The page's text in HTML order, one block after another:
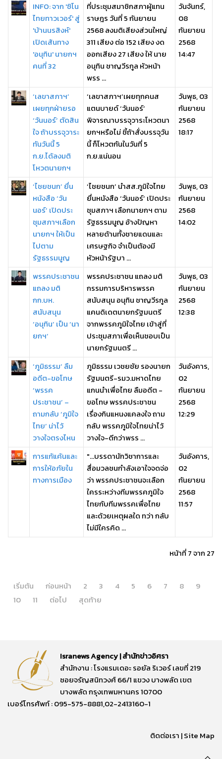
INFO: จาก 'ซิโน
ไทยทาวเวอร์' สู่
'บ้านนรสิงห์'
เปิดเส้นทาง
'อนุทิน' นายกฯ
คนที่ 32
ที่ประชุมสมาชิกสภาผู้แทน
ราษฎร วันที่ 5 กันยายน
2568 ลงมติเสียงส่วนใหญ่
311 เสียง ต่อ 152 เสียง งด
ออกเสียง 27 เสียง ให้ นาย
อนุทิน ชาญวีรกูล หัวหน้า
พรร ...
วันจันทร์,
08
กันยายน
2568
14:47
‘เลขาสภาฯ’
เผยทุกฝ่ายรอ
‘วันนอร์’ ตัดสิน
ใจ ถ้าบรรจุวาระ
ทันวันนี้ 5
ก.ย.ได้ลงมติ
โหวตนายกฯ
‘เลขาสภาฯ’เผยทุกคนส
แตนบายด์ ‘วันนอร์’
พิจารณาบรรจุวาระโหวตนา
ยกฯหรือไม่ ชี้ถ้าสั่งบรรจุวัน
นี้ ก็โหวตกันในวันที่ 5
ก.ย.แน่นอน
วันพุธ, 03
กันยายน
2568
18:17
‘ไชยชนก’ ยื่น
หนังสือ ‘วัน
นอร์’ เปิดประ
ชุมสภาฯเลือก
นายกฯ ให้เป็น
ไปตาม
รัฐธรรมนูญ
‘ไชยชนก’ นำสส.ภูมิใจไทย
ยื่นหนังสือ ‘วันนอร์’ เปิดประ
ชุมสภาฯ เลือกนายกฯ ตาม
รัฐธรรมนูญ อ้างปัญหา
หลายด้านทั้งชายแดนและ
เศรษฐกิจ จำเป็นต้องมี
หัวหน้ารัฐบา ...
วันพุธ, 03
กันยายน
2568
14:02
พรรคประชาชน
แถลง มติ
กก.บห.
สนับสนุน
‘อนุทิน’ เป็น ‘นา
ยกฯ’
พรรคประชาชน แถลง มติ
กรรมการบริหารพรรค
สนับสนุน อนุทิน ชาญวีรกูล
แคนดิเดตนายกรัฐมนตรี
จากพรรคภูมิใจไทย เข้าสู่ที่
ประชุมสภาเพื่อเห็นชอบเป็น
นายกรัฐมนตรี ...
วันพุธ, 03
กันยายน
2568
12:38
‘ภูมิธรรม’ ลืม
อดีต-ขอโทษ
‘พรรค
ประชาชน’ –
ถามกลับ ‘ภูมิใจ
ไทย’ น่าไว้
วางใจตรงไหน
ภูมิธรรม เวชยชัย รองนายก
รัฐมนตรี-รมว.มหาดไทย
แกนนำเพื่อไทย ลืมอดีต -
ขอโทษ พรรคประชาชน
เรื่องกินแหนงแคลงใจ ถาม
กลับ พรรคภูมิใจไทยน่าไว้
วางใจ-ดีกว่าพรร ...
วันอังคาร,
02
กันยายน
2568
12:29
การแก้แค้นและ
การให้อภัยใน
ทางการเมือง
"...บรรดานักวิชาการและ
สื่อมวลชนกำลังเอาใจจดจ่อ
ว่า พรรคประชาชนจะเลือก
ใครระหว่างทีมพรรคภูมิใจ
ไทยกับทีมพรรคเพื่อไทย
และด้วยเหตุผลใด ทว่า กลับ
ไม่มีใครคิด ...
วันอังคาร,
02
กันยายน
2568
11:57
หน้าที่ 7 จาก 27
เริ่มต้น ก่อนหน้า 2 3 4 5 6 7 8
9
10
11 ต่อไป สุดท้าย
Isranews Agency | สำนักข่าวอิศรา
สำนักงาน : โรงแรมเดอะ รอยัล ริเวอร์ เลขที่ 219
ซอยจรัญสนิทวงศ์ 66/1 แขวง บางพลัด เขต
บางพลัด กรุงเทพมหานคร 10700
เบอร์โทรศัพท์ : 095-575-8881,02-2413160-1
ติดต่อเรา |Site Map